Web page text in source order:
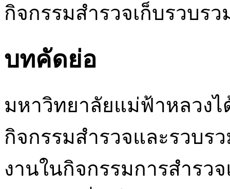
กิจกรรมสำรวจเก็บรวบร
บทคัดย่อ
มหาวิทยาลัยแม่ฟ้าหลวงไ
กิจกรรมสำรวจและรวบร
งานในกิจกรรมการสำรว